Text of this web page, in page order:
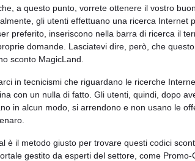
a questo punto, vorrete ottenere il vostro
gli utenti effettuano una ricerca Internet
preferito, inseriscono nella barra di ricerca il
domande. Lasciatevi dire, però, che
sconto MagicLand.
in tecnicismi che riguardano le ricerche
con un nulla di fatto. Gli utenti, quindi, dopo
in alcun modo, si arrendono e non usano le
è il metodo giusto per trovare questi codici
gestito da esperti del settore, come